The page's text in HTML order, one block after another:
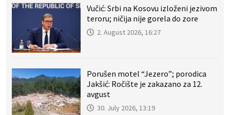
Vučić: Srbi na Kosovu izloženi jezivom
teroru; ničija nije gorela do zore
2. August 2026, 16:27
Porušen motel “Jezero”; porodica
Jakšić: Ročište je zakazano za 12.
avgust
30. July 2026, 13:19